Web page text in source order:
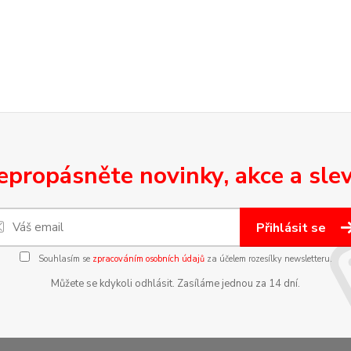
novinky, akce a
Přihlásit se
Souhlasím se zpracováním osobních údajůza účelem rozesílky newsletteru.
Můžete se kdykoli odhlásit. Zasíláme jednou za 14 dní.